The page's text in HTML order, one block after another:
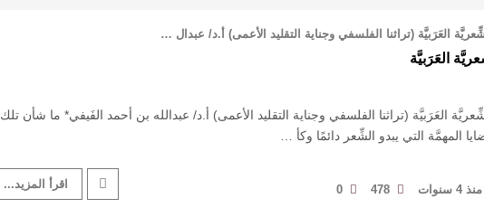
العَرَبيَّة (تراثنا الفلسفي وجناية التقليد الأعمى) أ.د/ عبدال …
العَرَبيَّة
العَرَبيَّة (تراثنا الفلسفي وجناية التقليد الأعمى) أ.د/ عبدالله بن أحمد الفَيفي* ما شأن تلك
المهمَّة التي يبدو الشِّعر دائمًا وكأ …
منذ 4 سنوات 478
0 اقرأ المزيد...